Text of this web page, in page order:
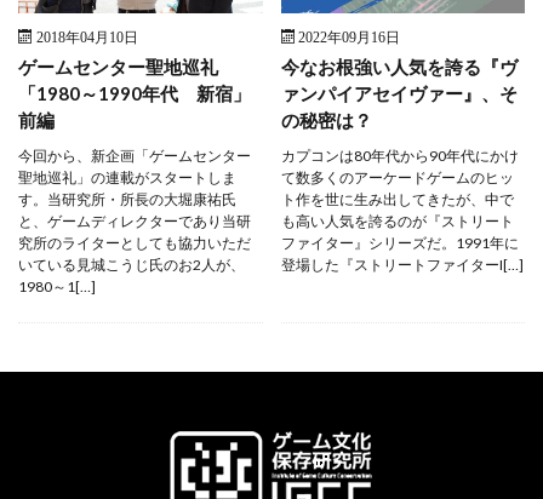
2018年04月10日
ゲームセンター聖地巡礼
「1980～1990年代 新宿」
前編
今回から、新企画「ゲームセンター
聖地巡礼」の連載がスタートしま
す。当研究所・所長の大堀康祐氏
と、ゲームディレクターであり当研
究所のライターとしても協力いただ
いている見城こうじ氏のお2人が、
1980～1[…]
2022年09月16日
今なお根強い人気を誇る『ヴ
ァンパイアセイヴァー』、そ
の秘密は？
カプコンは80年代から90年代にかけ
て数多くのアーケードゲームのヒッ
ト作を世に生み出してきたが、中で
も高い人気を誇るのが『ストリート
ファイター』シリーズだ。1991年に
登場した『ストリートファイターI[…]